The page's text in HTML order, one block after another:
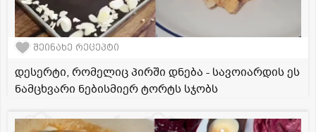
შეინახე რეცეპტი
დესერტი, რომელიც პირში დნება - სავოიარდის ეს
ნამცხვარი ნებისმიერ ტორტს სჯობს